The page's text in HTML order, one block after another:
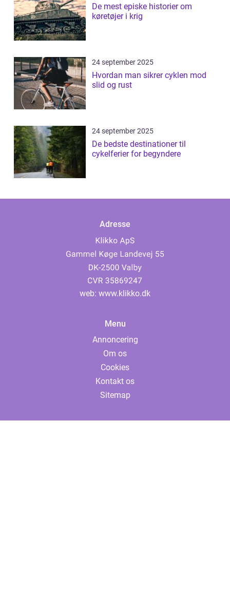
De mest episke historier om
køretøjer i krig
24 september 2025
Hvordan man sikrer cyklen mod
slid og rust
24 september 2025
De bedste destinationer til
cykelferier for begyndere
Adresse
web: www.klikko.dk
Menu
Annoncering
Om os
Cookies
Kontakt os
Sitemap